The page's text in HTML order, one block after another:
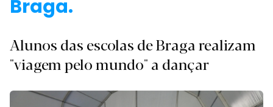
Braga.
Alunos das escolas de Braga realizam
"viagem pelo mundo" a dançar